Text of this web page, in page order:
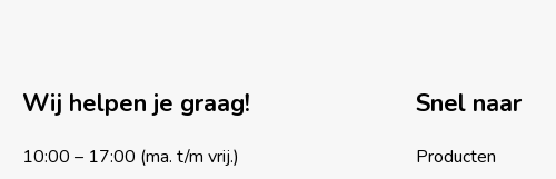
Wij helpen je graag!
10:00 – 17:00 (ma. t/m vrij.)
Snel naar
Producten